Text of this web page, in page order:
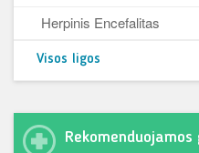
Herpinis Encefalitas
Visos ligos